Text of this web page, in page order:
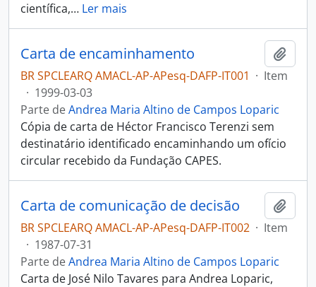
científica,… Ler mais
Carta de encaminhamento
BR SPCLEARQ AMACL-AP-APesq-DAFP-IT001 · Item
· 1999-03-03
Parte deAndrea Maria Altino de Campos Loparic
Cópia de carta de Héctor Francisco Terenzi sem
destinatário identificado encaminhando um ofício
circular recebido da Fundação CAPES.
Carta de comunicação de decisão
BR SPCLEARQ AMACL-AP-APesq-DAFP-IT002 · Item
· 1987-07-31
Parte deAndrea Maria Altino de Campos Loparic
Carta de José Nilo Tavares para Andrea Loparic,